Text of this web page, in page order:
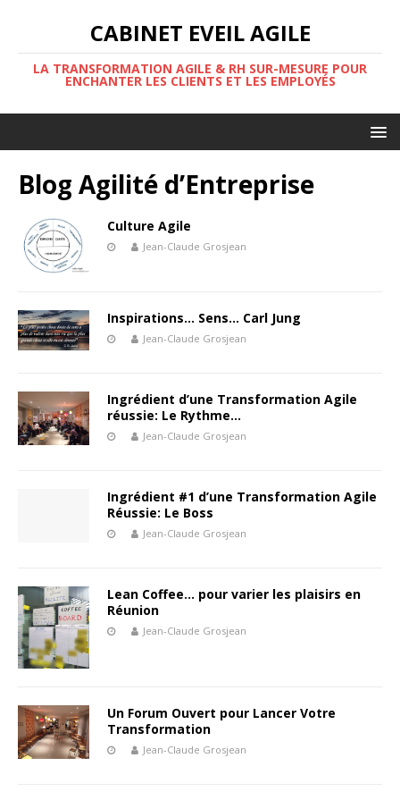
CABINET EVEIL AGILE
LA TRANSFORMATION AGILE & RH SUR-MESURE POUR
ENCHANTER LES CLIENTS ET LES EMPLOYÉS
Blog Agilité d’Entreprise
Culture Agile
Jean-Claude Grosjean
Inspirations… Sens… Carl Jung
Jean-Claude Grosjean
Ingrédient d’une Transformation Agile
réussie: Le Rythme…
Jean-Claude Grosjean
Ingrédient #1 d’une Transformation Agile
Réussie: Le Boss
Jean-Claude Grosjean
Lean Coffee… pour varier les plaisirs en
Réunion
Jean-Claude Grosjean
Un Forum Ouvert pour Lancer Votre
Transformation
Jean-Claude Grosjean